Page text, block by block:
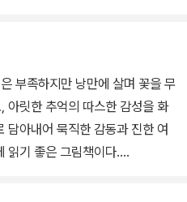
부족하지만 낭만에 살며 꽃을 무
아릿한 추억의 따스한 감성을 화
담아내어 묵직한 감동과 진한 여
읽기 좋은 그림책이다.